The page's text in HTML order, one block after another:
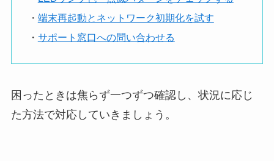
・ 端末再起動とネットワーク初期化を試す
・ サポート窓口への問い合わせる
困ったときは焦らず一つずつ確認し、状況に応じ
た方法で対応していきましょう。